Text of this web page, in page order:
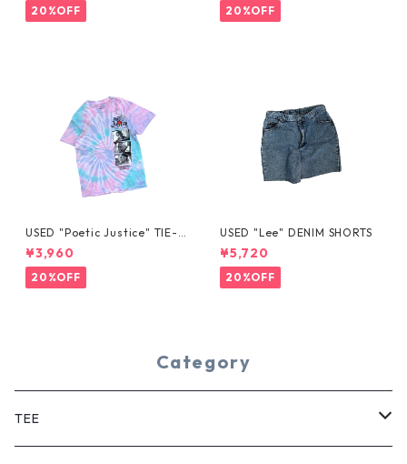
20%OFF 20%OFF
USED "Poetic Justice" TIE-D
YE TEE
¥3,960
20%OFF
USED "Lee" DENIM SHORTS
¥5,720
20%OFF
Category
TEE